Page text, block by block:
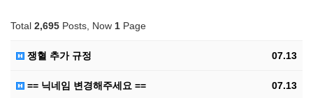
Total 2,695 Posts, Now 1 Page
07.13
쟁혈 추가 규정
07.13
== 닉네임 변경해주세요 ==